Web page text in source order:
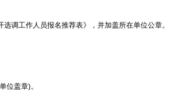
工作人员报名推荐表》，并加盖所在单位公章。
盖章)。